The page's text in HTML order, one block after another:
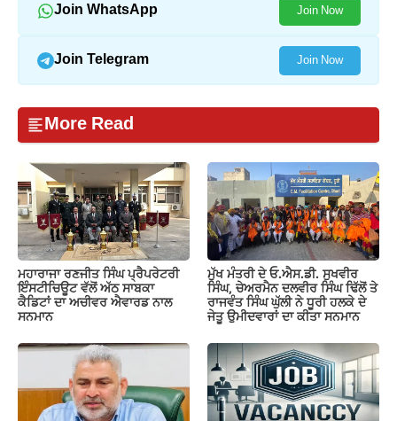
Join WhatsApp Join Now
Join Telegram Join Now
More Read
ਮਹਾਰਾਜਾ ਰਣਜੀਤ ਸਿੰਘ ਪ੍ਰੈਪਰੇਟਰੀ
ਇੰਸਟੀਚਿਊਟ ਵੱਲੋਂ ਅੱਠ ਸਾਬਕਾ
ਕੈਡਿਟਾਂ ਦਾ ਅਚੀਵਰ ਐਵਾਰਡ ਨਾਲ
ਸਨਮਾਨ
ਮੁੱਖ ਮੰਤਰੀ ਦੇ ਓ.ਐਸ.ਡੀ. ਸੁਖਵੀਰ
ਸਿੰਘ, ਚੇਅਰਮੈਨ ਦਲਵੀਰ ਸਿੰਘ ਢਿੱਲੋਂ ਤੇ
ਰਾਜਵੰਤ ਸਿੰਘ ਘੁੱਲੀ ਨੇ ਧੂਰੀ ਹਲਕੇ ਦੇ
ਜੇਤੂ ਉਮੀਦਵਾਰਾਂ ਦਾ ਕੀਤਾ ਸਨਮਾਨ